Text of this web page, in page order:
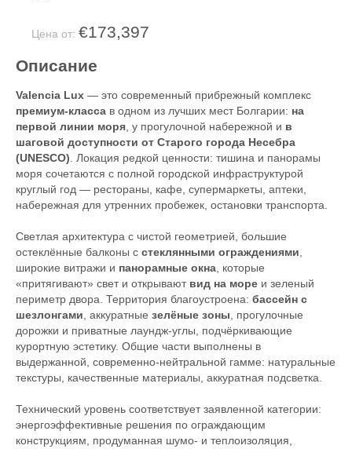
Цена от: €173,397
Описание
Valencia Lux — это современный прибрежный комплекс
премиум-класса в одном из лучших мест Болгарии: на
первой линии моря, у прогулочной набережной и в
шаговой доступности от Старого города Несебра
(UNESCO). Локация редкой ценности: тишина и панорамы
моря сочетаются с полной городской инфраструктурой
круглый год — рестораны, кафе, супермаркеты, аптеки,
набережная для утренних пробежек, остановки транспорта.
Светлая архитектура с чистой геометрией, большие
остеклённые балконы с стеклянными ограждениями,
широкие витражи и панорамные окна, которые
«притягивают» свет и открывают вид на море и зеленый
периметр двора. Территория благоустроена: бассейн с
шезлонгами, аккуратные зелёные зоны, прогулочные
дорожки и приватные лаундж-углы, подчёркивающие
курортную эстетику. Общие части выполнены в
выдержанной, современно-нейтральной гамме: натуральные
текстуры, качественные материалы, аккуратная подсветка.
Технический уровень соответствует заявленной категории:
энергоэффективные решения по ограждающим
конструкциям, продуманная шумо- и теплоизоляция,